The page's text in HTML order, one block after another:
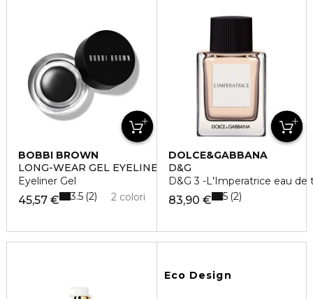
BOBBI BROWN
LONG-WEAR GEL EYELINER
Eyeliner Gel
45,57 € 2 colori
3.5 2
DOLCE&GABBANA
D&G
D&G 3 -L'Imperatrice eau de
83,90 € 5 2
Eco Design